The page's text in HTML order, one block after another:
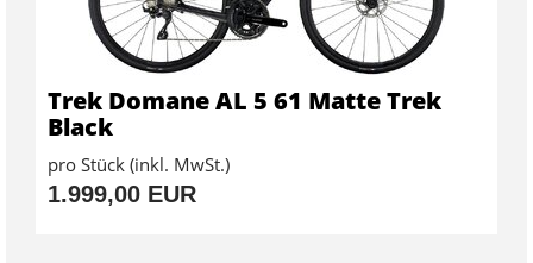
Trek Domane AL 5 61 Matte Trek
Black
pro Stück (inkl. MwSt.)
1.999,00 EUR